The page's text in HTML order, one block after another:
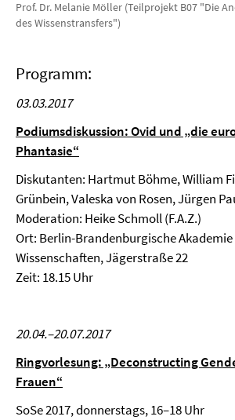
Prof. Dr. Melanie Möller (Teilprojekt B07 "Die
des Wissenstransfers")
Programm:
03.03.2017
Podiumsdiskussion: Ovid und „die
Phantasie“
Diskutanten: Hartmut Böhme, William
Grünbein, Valeska von Rosen, Jürgen
Moderation: Heike Schmoll (F.A.Z.)
Ort: Berlin-Brandenburgische
Wissenschaften, Jägerstraße 22
Zeit: 18.15 Uhr
20.04.–20.07.2017
Ringvorlesung: „Deconstructing
Frauen“
SoSe 2017, donnerstags, 16–18 Uhr